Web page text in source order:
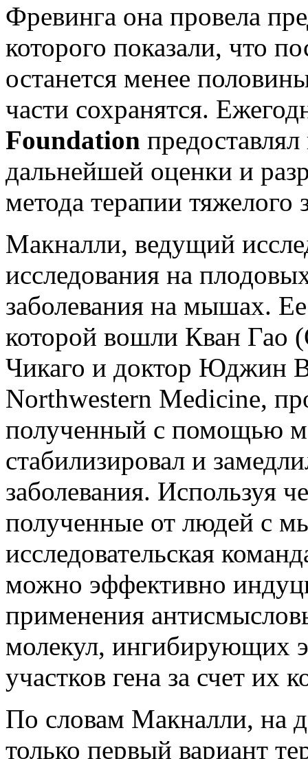
Фревинга она провела
которого показали, что
останется менее
части сохранятся.
Foundation
дальнейшей оценки и
метода терапии тяжелого
Макналли, ведущий
исследования на
заболевания на мышах.
которой вошли Кван Гао
Чикаго и доктор Юджин
Northwestern Medicine,
полученный с помощью
стабилизировал и
заболевания. Используя
полученные от людей с
исследовательская
можно эффективно
применения
молекул, ингибирующих
участков гена за счет их
По словам Макналли, на
только первый вариант